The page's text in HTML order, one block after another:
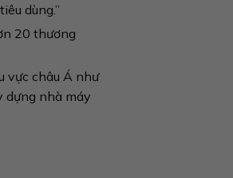
dùng.”
20 thương
vực châu Á như
dựng nhà máy